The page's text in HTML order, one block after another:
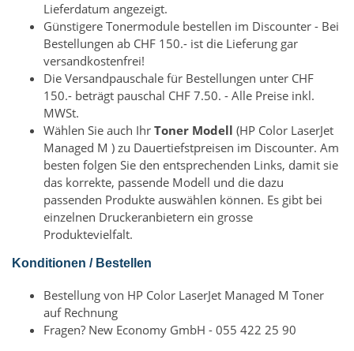
Lieferdatum angezeigt.
Günstigere Tonermodule bestellen im Discounter - Bei
Bestellungen ab CHF 150.- ist die Lieferung gar
versandkostenfrei!
Die Versandpauschale für Bestellungen unter CHF
150.- beträgt pauschal CHF 7.50. - Alle Preise inkl.
MWSt.
Wählen Sie auch Ihr Toner Modell (HP Color LaserJet
Managed M ) zu Dauertiefstpreisen im Discounter. Am
besten folgen Sie den entsprechenden Links, damit sie
das korrekte, passende Modell und die dazu
passenden Produkte auswählen können. Es gibt bei
einzelnen Druckeranbietern ein grosse
Produktevielfalt.
Konditionen / Bestellen
Bestellung von HP Color LaserJet Managed M Toner
auf Rechnung
Fragen? New Economy GmbH - 055 422 25 90